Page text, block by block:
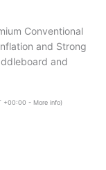
Conventional
and Strong
and
+00:00 - More info)